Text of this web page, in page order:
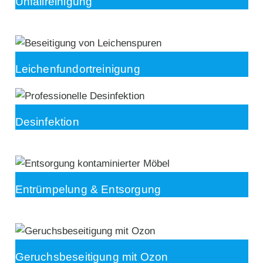
Leichenfundortreinigung
Desinfektion
Entrümpelung & Entsorgung
Geruchsbeseitigung mit Ozon